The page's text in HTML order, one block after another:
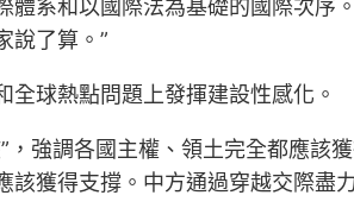
系和以國際法為基礎的國際次序
說了算。”
球熱點問題上發揮建設性感化。
強調各國主權、領土完全都應該
獲得支撐。中方通過穿越交際